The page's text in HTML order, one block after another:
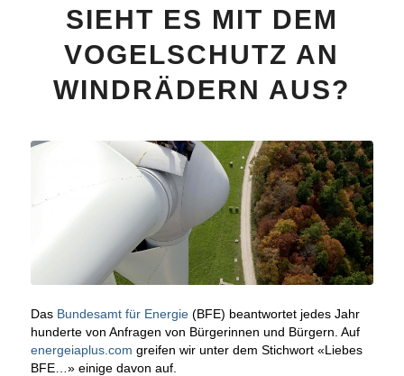
SIEHT ES MIT DEM
VOGELSCHUTZ AN
WINDRÄDERN AUS?
Das Bundesamt für Energie(BFE) beantwortet jedes Jahr
hunderte von Anfragen von Bürgerinnen und Bürgern. Auf
energeiaplus.com greifen wir unter dem Stichwort «Liebes
BFE…» einige davon auf.